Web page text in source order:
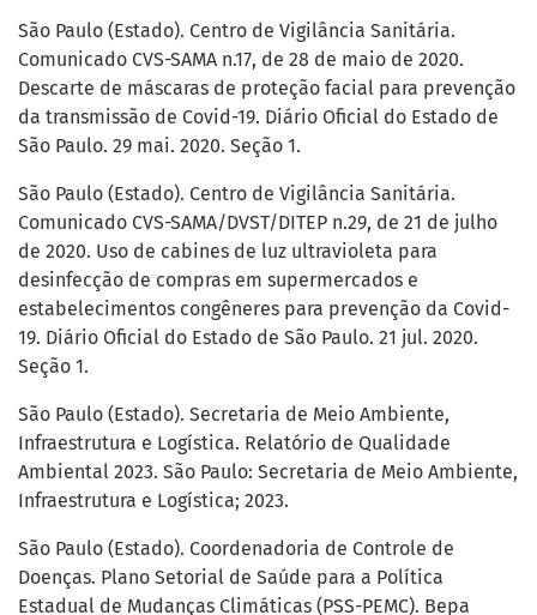
São Paulo (Estado). Centro de Vigilância Sanitária.
Comunicado CVS-SAMA n.17, de 28 de maio de 2020.
Descarte de máscaras de proteção facial para prevenção
da transmissão de Covid-19. Diário Oficial do Estado de
São Paulo. 29 mai. 2020. Seção 1.
São Paulo (Estado). Centro de Vigilância Sanitária.
Comunicado CVS-SAMA/DVST/DITEP n.29, de 21 de julho
de 2020. Uso de cabines de luz ultravioleta para
desinfecção de compras em supermercados e
estabelecimentos congêneres para prevenção da Covid-
19. Diário Oficial do Estado de São Paulo. 21 jul. 2020.
Seção 1.
São Paulo (Estado). Secretaria de Meio Ambiente,
Infraestrutura e Logística. Relatório de Qualidade
Ambiental 2023. São Paulo: Secretaria de Meio Ambiente,
Infraestrutura e Logística; 2023.
São Paulo (Estado). Coordenadoria de Controle de
Doenças. Plano Setorial de Saúde para a Política
Estadual de Mudanças Climáticas (PSS-PEMC). Bepa